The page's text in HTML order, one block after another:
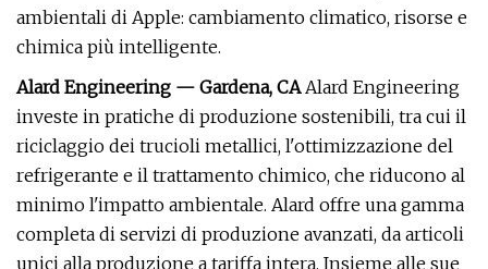
ambientali di Apple: cambiamento climatico, risorse e
chimica più intelligente.
Alard Engineering — Gardena, CAAlard Engineering
investe in pratiche di produzione sostenibili, tra cui il
riciclaggio dei trucioli metallici, l'ottimizzazione del
refrigerante e il trattamento chimico, che riducono al
minimo l'impatto ambientale. Alard offre una gamma
completa di servizi di produzione avanzati, da articoli
unici alla produzione a tariffa intera. Insieme alle sue